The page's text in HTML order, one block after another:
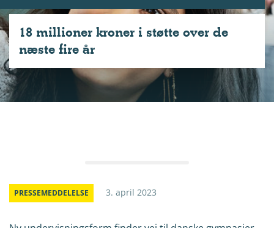
18 millioner kroner i støtte over de
næste fire år
PRESSEMEDDELELSE 3. april 2023